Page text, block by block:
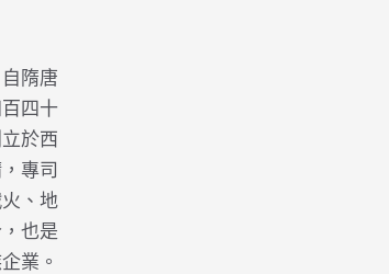
隋唐
四十
於西
專司
、地
也是
業。